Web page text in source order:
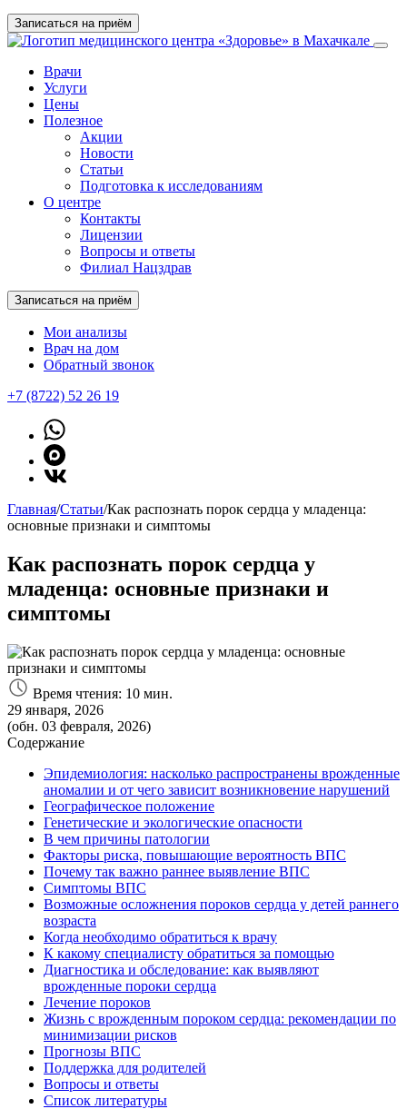
Записаться на приём
Врачи
Услуги
Цены
Полезное
Акции
Новости
Статьи
Подготовка к исследованиям
О центре
Контакты
Лицензии
Вопросы и ответы
Филиал Нацздрав
Записаться на приём
Мои анализы
Врач на дом
Обратный звонок
+7 (8722) 52 26 19
Главная/Статьи/Как распознать порок сердца у младенца:
основные признаки и симптомы
Как распознать порок сердца у
младенца: основные признаки и
симптомы
Время чтения: 10 мин.
29 января, 2026
(обн. 03 февраля, 2026)
Содержание
Эпидемиология: насколько распространены врожденные
аномалии и от чего зависит возникновение нарушений
Географическое положение
Генетические и экологические опасности
В чем причины патологии
Факторы риска, повышающие вероятность ВПС
Почему так важно раннее выявление ВПС
Симптомы ВПС
Возможные осложнения пороков сердца у детей раннего
возраста
Когда необходимо обратиться к врачу
К какому специалисту обратиться за помощью
Диагностика и обследование: как выявляют
врожденные пороки сердца
Лечение пороков
Жизнь с врожденным пороком сердца: рекомендации по
минимизации рисков
Прогнозы ВПС
Поддержка для родителей
Вопросы и ответы
Список литературы